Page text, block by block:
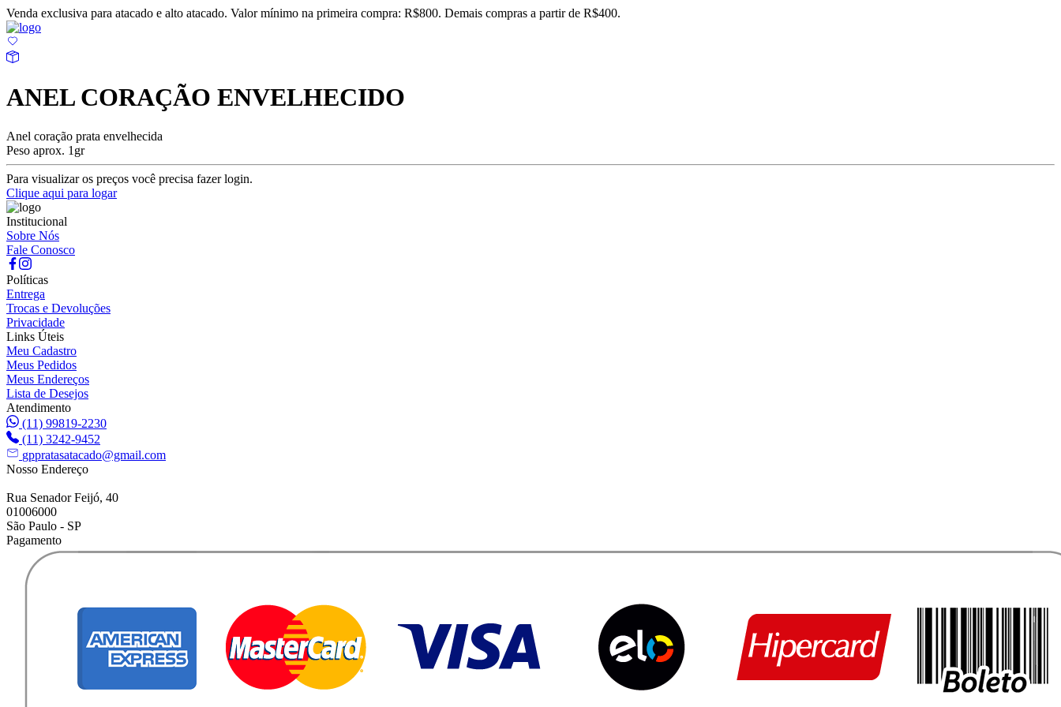
Venda exclusiva para atacado e alto atacado. Valor mínimo na primeira compra: R$800. Demais compras a partir de R$400.
ANEL CORAÇÃO ENVELHECIDO
Anel coração prata envelhecida
Peso aprox. 1gr
Para visualizar os preços você precisa fazer login.
Clique aqui para logar
Institucional
Sobre Nós
Fale Conosco
Políticas
Entrega
Trocas e Devoluções
Privacidade
Links Úteis
Meu Cadastro
Meus Pedidos
Meus Endereços
Lista de Desejos
Atendimento
(11) 99819-2230
(11) 3242-9452
gppratasatacado@gmail.com
Nosso Endereço
Rua Senador Feijó, 40
01006000
São Paulo - SP
Pagamento